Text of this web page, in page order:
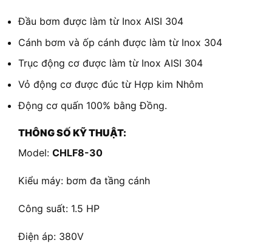
Đầu bơm được làm từ Inox AISI 304
Cánh bơm và ốp cánh được làm từ Inox 304
Trục động cơ được làm từ Inox AISI 304
Vỏ động cơ được đúc từ Hợp kim Nhôm
Động cơ quấn 100% bằng Đồng.
THÔNG SỐ KỸ THUẬT:
Model: CHLF8-30
Kiểu máy: bơm đa tầng cánh
Công suất: 1.5 HP
Điện áp: 380V